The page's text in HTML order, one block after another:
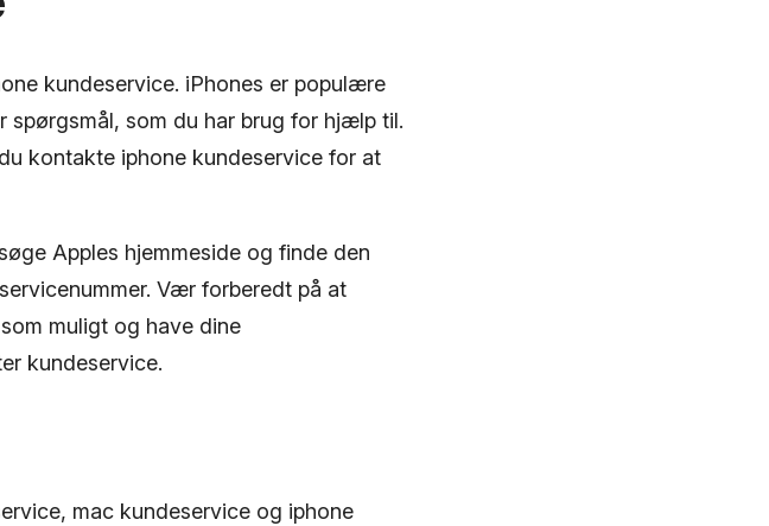
kundeservice. iPhones er populære
spørgsmål, som du har brug for hjælp til.
kontakte iphone kundeservice for at
Apples hjemmeside og finde den
Vær forberedt på at
muligt og have dine
kundeservice.
mac kundeservice og iphone